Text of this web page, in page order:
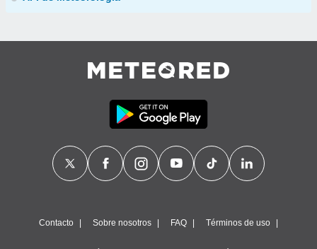
Contacto Sobre nosotros FAQ Términos de uso